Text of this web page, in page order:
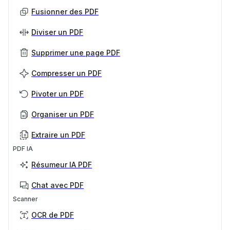
Fusionner des PDF
Diviser un PDF
Supprimer une page PDF
Compresser un PDF
Pivoter un PDF
Organiser un PDF
Extraire un PDF
PDF IA
Résumeur IA PDF
Chat avec PDF
Scanner
OCR de PDF